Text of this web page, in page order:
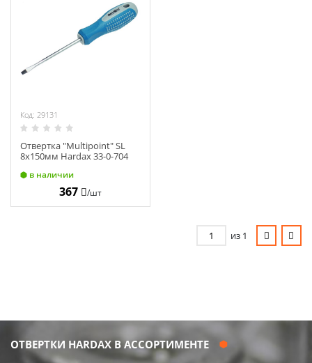
Код: 29131
Отвертка "Multipoint" SL
8х150мм Hardax 33-0-704
в наличии
367 /шт
из 1
ОТВЕРТКИ HARDAX В АССОРТИМЕНТЕ